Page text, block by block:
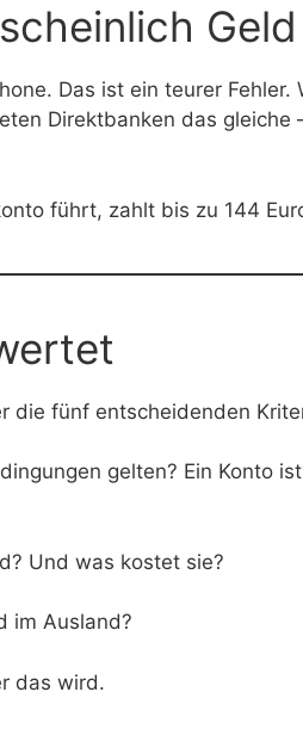
Das ist ein teurer
Direktbanken das
führt, zahlt bis zu 144
die fünf entscheidenden
gelten? Ein Konto
Und was kostet sie?
im Ausland?
das wird.